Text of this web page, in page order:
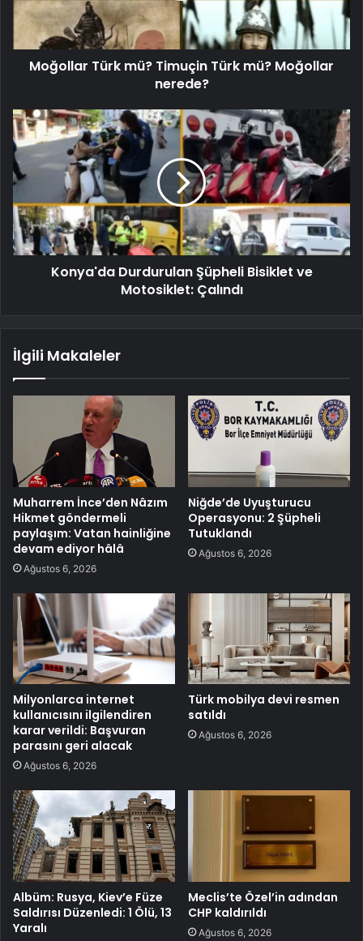
Moğollar Türk mü? Timuçin Türk mü? Moğollar
nerede?
Konya'da Durdurulan Şüpheli Bisiklet ve
Motosiklet: Çalındı
İlgili Makaleler
Muharrem İnce’den Nâzım
Hikmet göndermeli
paylaşım: Vatan hainliğine
devam ediyor hâlâ
Ağustos 6, 2026
Niğde’de Uyuşturucu
Operasyonu: 2 Şüpheli
Tutuklandı
Ağustos 6, 2026
Milyonlarca internet
kullanıcısını ilgilendiren
karar verildi: Başvuran
parasını geri alacak
Ağustos 6, 2026
Türk mobilya devi resmen
satıldı
Ağustos 6, 2026
Albüm: Rusya, Kiev’e Füze
Saldırısı Düzenledi: 1 Ölü, 13
Yaralı
Meclis’te Özel’in adından
CHP kaldırıldı
Ağustos 6, 2026